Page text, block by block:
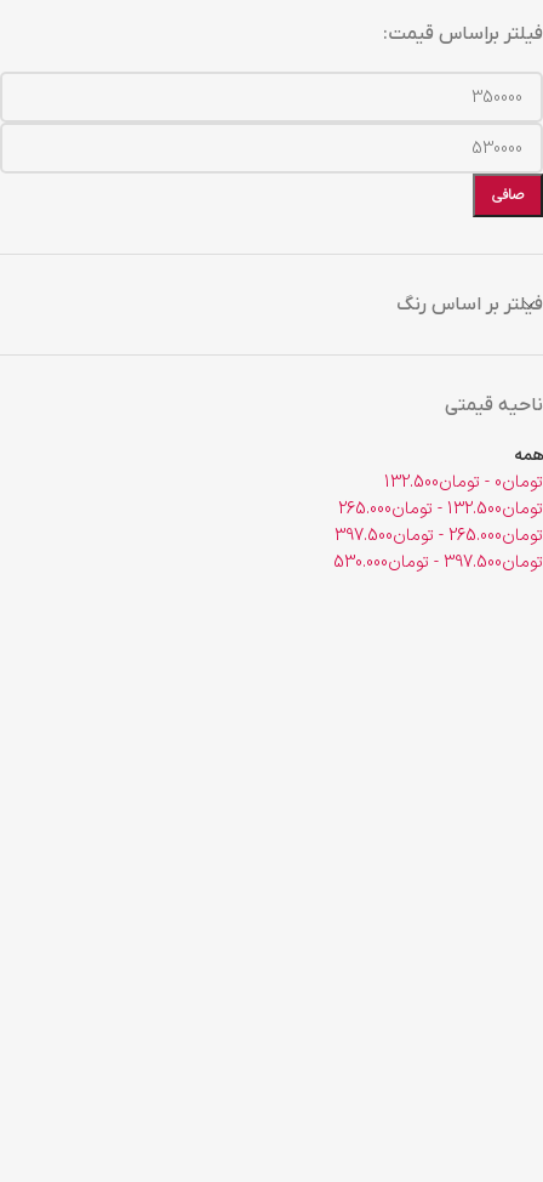
فیلتر براساس قیمت:
صافی
فیلتر بر اساس رنگ
ناحیه قیمتی
همه
تومان0
- تومان132.500
تومان132.500
- تومان265.000
تومان265.000
- تومان397.500
تومان397.500
- تومان530.000